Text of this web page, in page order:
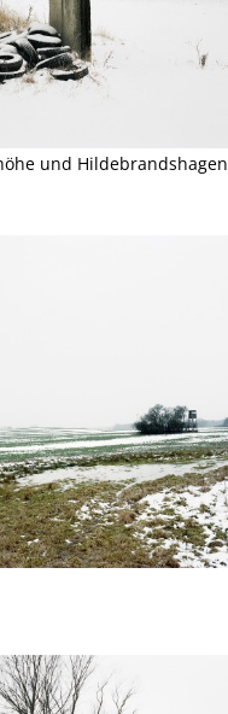
und Hildebrandshagen